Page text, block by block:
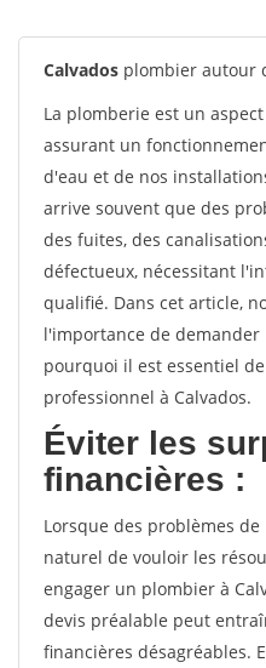
Calvados plombier autour
La plomberie est un
assurant un
d'eau et de nos
arrive souvent que des
des fuites, des
défectueux, nécessitant
qualifié. Dans cet article,
l'importance de
pourquoi il est essentiel
professionnel à Calvados.
Éviter les
financières :
Lorsque des problèmes
naturel de vouloir les
engager un plombier à
devis préalable peut
financières désagréables.